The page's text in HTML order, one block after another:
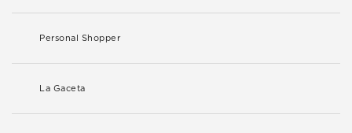
Personal Shopper
La Gaceta